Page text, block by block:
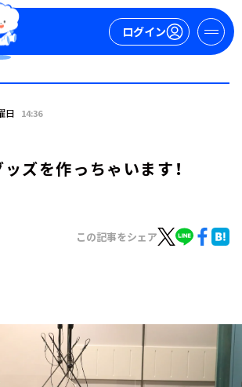
ログイン
日 14:36
ズを作っちゃいます！
この記事をシェア